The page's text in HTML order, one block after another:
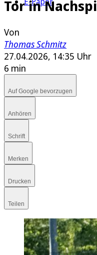
Tor in
Von
Thomas Schmitz
27.04.2026, 14:35 Uhr
6 min
Auf Google bevorzugen
Anhören
Schrift
Merken
Drucken
Teilen